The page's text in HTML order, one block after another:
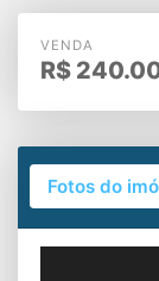
VENDA
R$
Fotos do